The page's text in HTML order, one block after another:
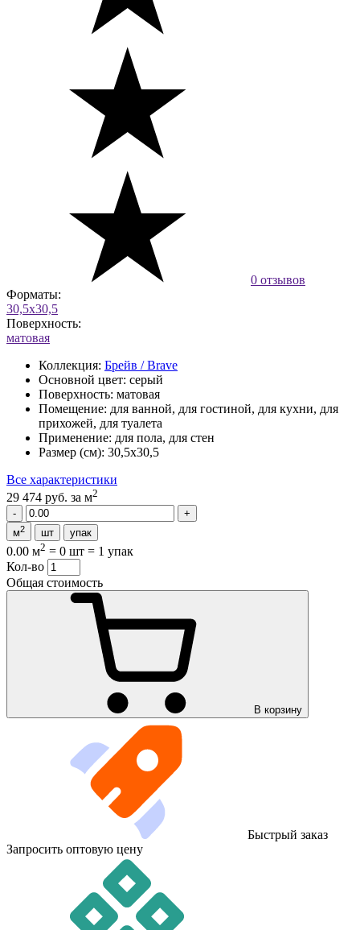
0 отзывов
Форматы:
30,5x30,5
Поверхность:
матовая
Коллекция: Брейв / Brave
Основной цвет: серый
Поверхность: матовая
Помещение: для ванной, для гостиной, для кухни, для
прихожей, для туалета
Применение: для пола, для стен
Размер (см): 30,5x30,5
Все характеристики
29 474 руб. за м2
м2 шт упак
0.00 м2 = 0 шт = 1 упак
Кол-во
Общая стоимость
В корзину
Быстрый заказ
Запросить оптовую цену